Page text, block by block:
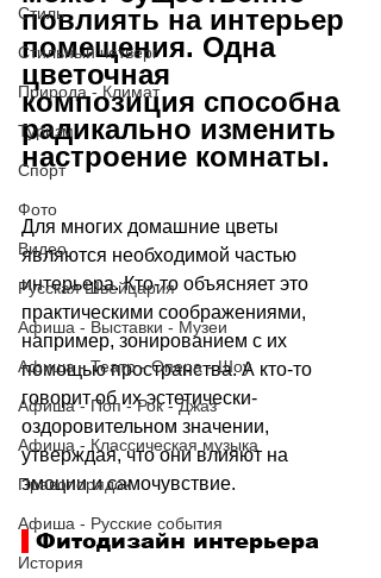
Стиль
Стильный четверг
Природа - Климат
Туризм
Спорт
Фото
Видео
Русская Швейцария
Афиша - Выставки - Музеи
Афиша - Театр - Опера - Шоу
Афиша - Поп - Рок - Джаз
Афиша - Классическая музыка
Правопорядок
Афиша - Русские события
История
повлиять на интерьер
помещения. Одна
цветочная
композиция способна
радикально изменить
настроение комнаты.
Для многих домашние цветы
являются необходимой частью
интерьера. Кто-то объясняет это
практическими соображениями,
например, зонированием с их
помощью пространства. А кто-то
говорит об их эстетически-
оздоровительном значении,
утверждая, что они влияют на
эмоции и самочувствие.
Фитодизайн интерьера